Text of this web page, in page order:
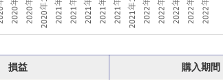
損益 購入期間